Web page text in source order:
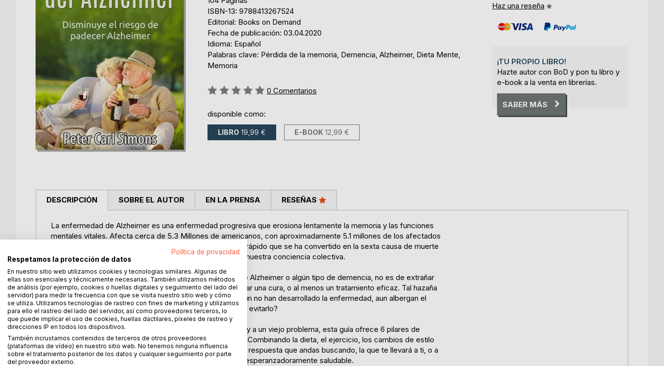
ISBN-13: 9788413267524
Editorial: Books on Demand
Fecha de publicación: 03.04.2020
Idioma: Español
Palabras clave: Pérdida de la memoria, Demencia, Alzheimer, Dieta Mente,
Memoria
Rating:
0 Comentarios
disponible como:
LIBRO 19,99 € E-BOOK 12,99 €
Haz una reseña
¡TU PROPIO LIBRO!
Hazte autor con BoD y pon tu libro y
e-book a la venta en librerías.
SABER MÁS
DESCRIPCIÓN
La enfermedad de Alzheimer es una enfermedad progresiva que erosiona lentamente la memoria y las funciones
mentales vitales. Afecta cerca de 5.3 Millones de americanos, con aproximadamente 5.1 millones de los afectados
mayores de 65 años, esta terrorífica condición ha ido tan rápido que se ha convertido en la sexta causa de muerte
en los Estados Unidos y se ha ganado un lugar temido en nuestra conciencia colectiva.
Cuando 1 de cada 3 pacientes de edad avanzada sufre de Alzheimer o algún tipo de demencia, no es de extrañar
que la comunidad médica esté galvanizando para encontrar una cura, o al menos un tratamiento eficaz. Tal hazaña
beneficiará a millones - pero, ¿qué hay de aquellos que aún no han desarrollado la enfermedad, aun albergan el
potencial para sucumbir a ella? ¿Y si hubiera una forma de evitarlo?
Tomando una mirada fresca a nuestra sociedad moderna y a un viejo problema, esta guía ofrece 6 pilares de
prevención para ayudar a evitar esta terrible enfermedad. Combinando la dieta, el ejercicio, los cambios de estilo
de vida y la conciencia mental, este enfoque puede ser la respuesta que andas buscando, la que te llevará a ti, o a
tus seres queridos, hacia una Tercera Edad Más Feliz - y esperanzadoramente saludable.
SOBRE EL AUTOR EN LA PRENSA RESEÑAS
Política de privacidad
Respetamos la protección de datos
En nuestro sitio web utilizamos cookies y tecnologías similares. Algunas de
ellas son esenciales y técnicamente necesarias. También utilizamos métodos
de análisis (por ejemplo, cookies o huellas digitales y seguimiento del lado del
servidor) para medir la frecuencia con que se visita nuestro sitio web y cómo
se utiliza. Utilizamos tecnologías de rastreo con fines de marketing y utilizamos
para ello el rastreo del lado del servidor, así como proveedores terceros, lo
que puede implicar el uso de cookies, huellas dactilares, píxeles de rastreo y
direcciones IP en todos los dispositivos.
También incrustamos contenidos de terceros de otros proveedores
(plataformas de vídeo) en nuestro sitio web. No tenemos ninguna influencia
sobre el tratamiento posterior de los datos y cualquier seguimiento por parte
del proveedor externo.